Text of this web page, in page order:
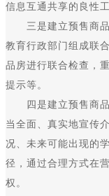
信息互通共享的良性
三是建立预售商品
教育行政部门组成联
品房进行联合检查，
提示等。
四是建立预售商品
当全面、真实地宣传
况、未来可能出现的
径，通过合理方式在
权。